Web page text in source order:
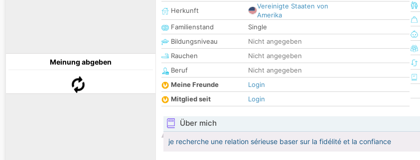
Meinung abgeben
Herkunft
Vereinigte Staaten von
Amerika
Familienstand
Single
Bildungsniveau
Nicht angegeben
Rauchen
Nicht angegeben
Beruf
Nicht angegeben
Meine Freunde
Login
Mitglied seit
Login
Über mich
je recherche une relation sérieuse baser sur la fidélité et la confiance